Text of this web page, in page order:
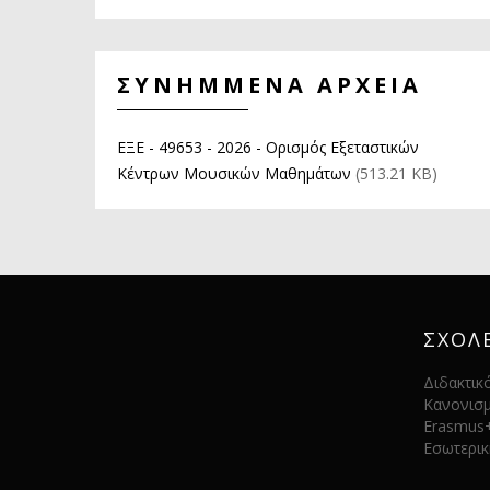
ΣΥΝΗΜΜΕΝΑ ΑΡΧΕΙΑ
ΕΞΕ - 49653 - 2026 - Ορισμός Εξεταστικών
Κέντρων Μουσικών Μαθημάτων (513.21 KB)